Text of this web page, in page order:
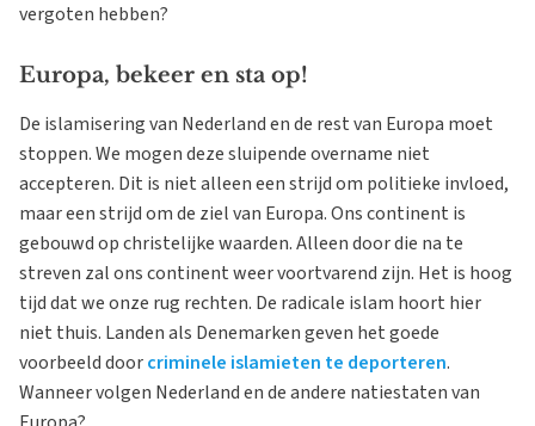
vergoten hebben?
Europa, bekeer en sta op!
De islamisering van Nederland en de rest van Europa moet
stoppen. We mogen deze sluipende overname niet
accepteren. Dit is niet alleen een strijd om politieke invloed,
maar een strijd om de ziel van Europa. Ons continent is
gebouwd op christelijke waarden. Alleen door die na te
streven zal ons continent weer voortvarend zijn. Het is hoog
tijd dat we onze rug rechten. De radicale islam hoort hier
niet thuis. Landen als Denemarken geven het goede
voorbeeld doorcriminele islamieten te deporteren.
Wanneer volgen Nederland en de andere natiestaten van